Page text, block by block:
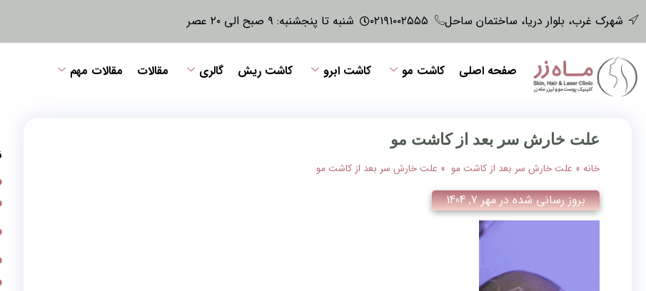
شهرک غرب، بلوار دریا، ساختمان ساحل ۰۲۱۹۱۰۰۲۵۵۵ شنبه تا پنجشنبه: ۹ صبح الی ۲۰ عصر
صفحه اصلی کاشت مو کاشت ابرو کاشت ریش گالری مقالات مقالات مهم
علت خارش سر بعد از کاشت مو
خانه » علت خارش سر بعد از کاشت مو » علت خارش سر بعد از کاشت مو
بروز رسانی شده درمهر 7, 1404